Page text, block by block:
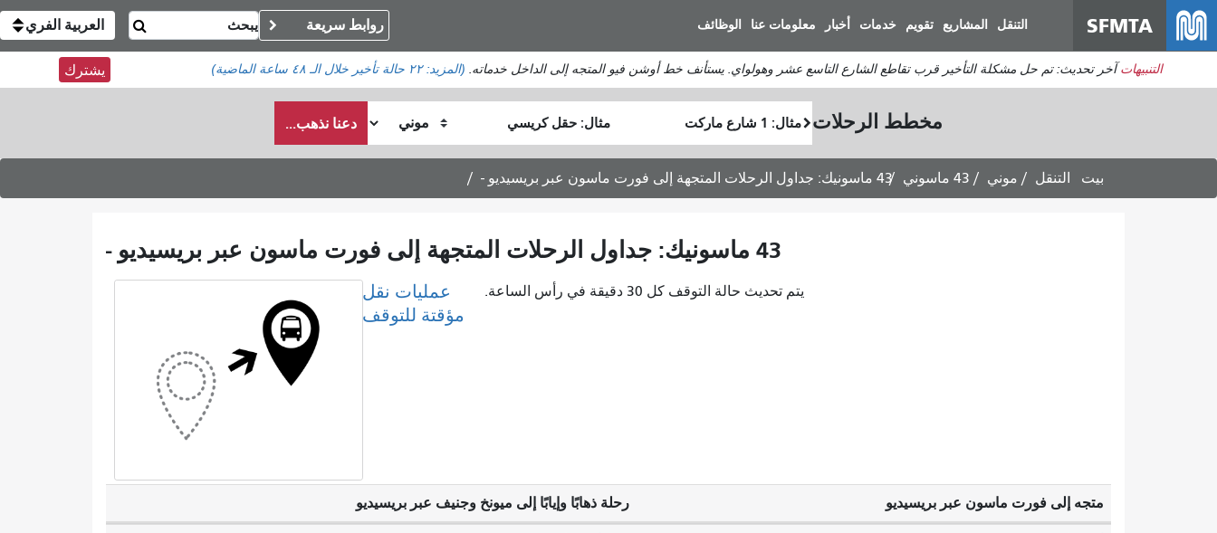
المحتوى
الرئيسي
SFMTA التنقل المشاريع تقويم خدمات أخبار معلومات عنا الوظائف روابط سريعة العربية الفري
التنبيهات آخر تحديث: تم حل مشكلة التأخير قرب تقاطع الشارع التاسع عشر وهولواي. يستأنف خط أوشن فيو المتجه إلى الداخل خدماته. (المزيد:٢٢ حالة تأخير خلال الـ ٤٨ ساعة الماضية) يشترك
مخطط الرحلات
البداية
النهاية
كيف
أرغب
في
السفر
دعنا نذهب...
بيت التنقل موني 43 ماسوني 43 ماسونيك: جداول الرحلات المتجهة إلى فورت ماسون عبر بريسيديو -
43 ماسونيك: جداول الرحلات المتجهة إلى فورت ماسون عبر بريسيديو -
عمليات نقل
مؤقتة للتوقف
يتم تحديث حالة التوقف كل 30 دقيقة في رأس الساعة.
متجه إلى فورت ماسون عبر بريسيديو رحلة ذهابًا وإيابًا إلى ميونخ وجنيف عبر بريسيديو